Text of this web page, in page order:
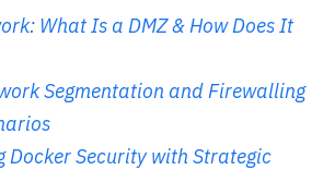
What Is a DMZ & How Does It
Segmentation and Firewalling
Docker Security with Strategic